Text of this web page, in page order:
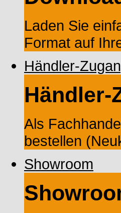
Laden Sie
Format auf
Händler-
Händler-
Als
bestellen
Showroom